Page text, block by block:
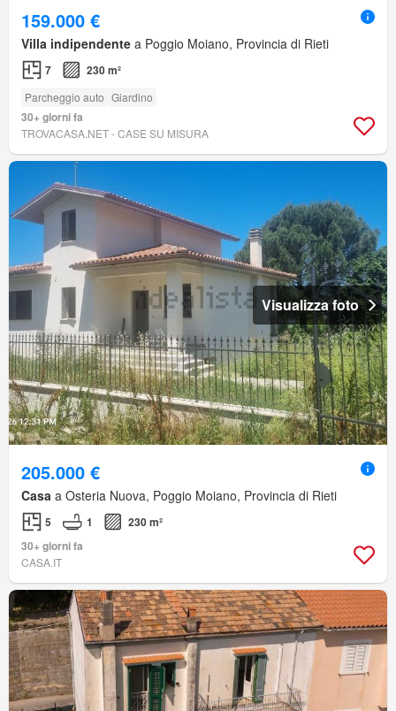
159.000 €
Villa indipendente a Poggio Moiano, Provincia di Rieti
7 230 m²
Parcheggio auto Giardino
30+ giorni fa
TROVACASA.NET - CASE SU MISURA
Visualizza foto
205.000 €
Casa a Osteria Nuova, Poggio Moiano, Provincia di Rieti
5 1
230 m²
30+ giorni fa
CASA.IT